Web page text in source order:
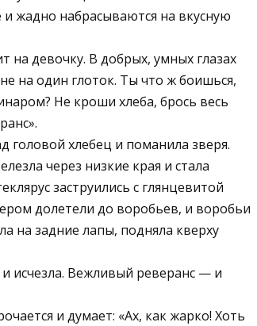
жадно набрасываются на вкусную
девочку. В добрых, умных глазах
на один глоток. Ты что ж боишься,
Не кроши хлеба, брось весь
головой хлебец и поманила зверя.
через низкие края и стала
заструились с глянцевитой
долетели до воробьев, и воробьи
на задние лапы, подняла кверху
исчезла. Вежливый реверанс — и
и думает: «Ах, как жарко! Хоть